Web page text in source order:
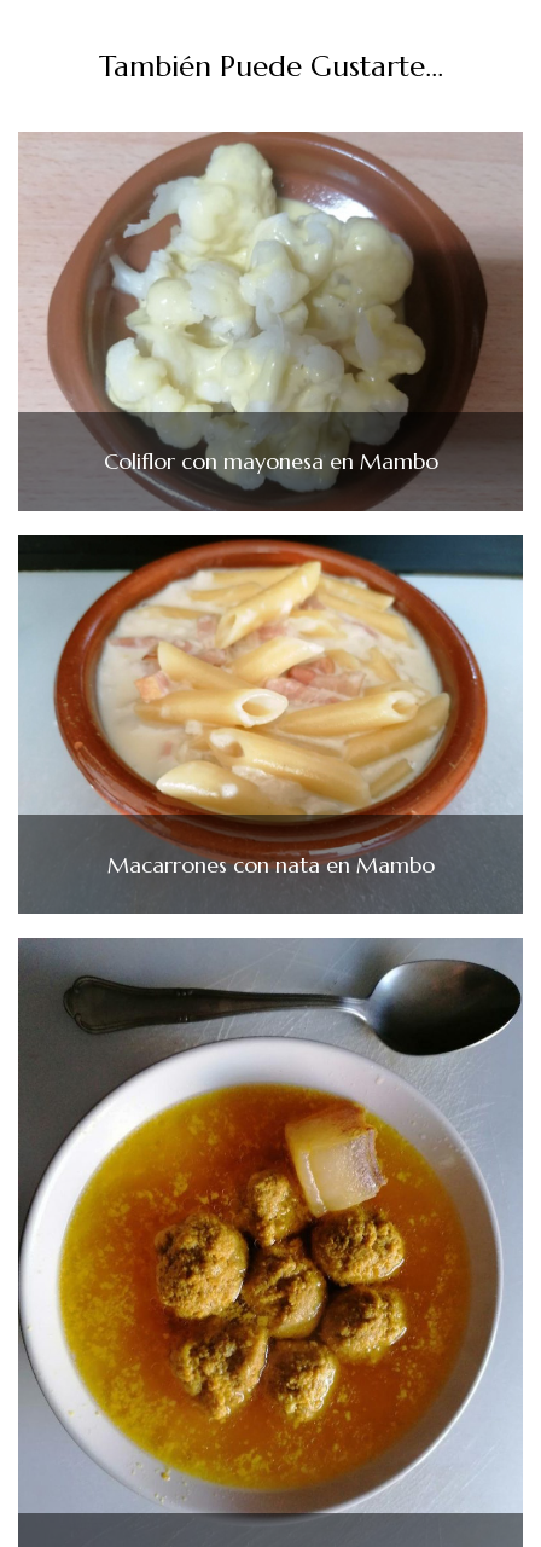
También Puede Gustarte...
Coliflor con mayonesa en Mambo
Macarrones con nata en Mambo